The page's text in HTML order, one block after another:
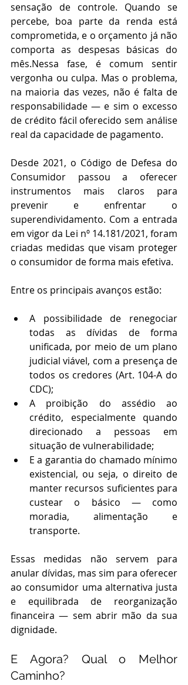
sensação de controle. Quando se
percebe, boa parte da renda está
comprometida, e o orçamento já não
comporta as despesas básicas do
mês.Nessa fase, é comum sentir
vergonha ou culpa. Mas o problema,
na maioria das vezes, não é falta de
responsabilidade — e sim o excesso
de crédito fácil oferecido sem análise
real da capacidade de pagamento.
Desde 2021, o Código de Defesa do
Consumidor passou a oferecer
instrumentos mais claros para
prevenir e enfrentar o
superendividamento. Com a entrada
em vigor da Lei nº 14.181/2021, foram
criadas medidas que visam proteger
o consumidor de forma mais efetiva.
Entre os principais avanços estão:
A possibilidade de renegociar
todas as dívidas de forma
unificada, por meio de um plano
judicial viável, com a presença de
todos os credores (Art. 104-A do
CDC);
A proibição do assédio ao
crédito, especialmente quando
direcionado a pessoas em
situação de vulnerabilidade;
E a garantia do chamado mínimo
existencial, ou seja, o direito de
manter recursos suficientes para
custear o básico — como
moradia, alimentação e
transporte.
Essas medidas não servem para
anular dívidas, mas sim para oferecer
ao consumidor uma alternativa justa
e equilibrada de reorganização
financeira — sem abrir mão da sua
dignidade.
E Agora? Qual o Melhor
Caminho?